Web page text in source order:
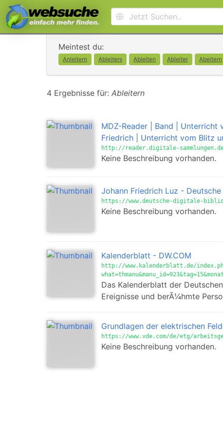
Meintest du:
Anleitern Ableiters Ableiten Ableiter Abeitern
4 Ergebnisse für: Ableitern
MDZ-Reader | Band |
Friedrich | Unterricht vom Blitz
http://reader.digitale-
Keine Beschreibung vorhanden.
Johann Friedrich Luz -
https://www.deutsche-digitale-
Keine Beschreibung vorhanden.
Kalenderblatt - DW.COM
http://www.kalenderblatt.de/
Das Kalenderblatt der
Ereignisse und berÃ¼hmte
Grundlagen der elektrischen
https://www.vde.com/de/etg/
Keine Beschreibung vorhanden.